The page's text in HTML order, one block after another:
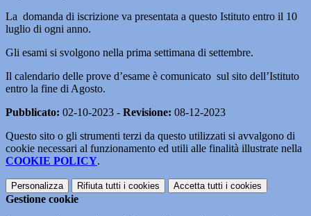
La domanda di iscrizione va presentata a questo Istituto entro il 10
luglio di ogni anno.
Gli esami si svolgono nella prima settimana di settembre.
Il calendario delle prove d’esame è comunicato sul sito dell’Istituto
entro la fine di Agosto.
Pubblicato: 02-10-2023 - Revisione: 08-12-2023
Questo sito o gli strumenti terzi da questo utilizzati si avvalgono di
cookie necessari al funzionamento ed utili alle finalità illustrate nella
COOKIE POLICY.
Personalizza Rifiuta tutti i cookies Accetta tutti i cookies
Gestione cookie